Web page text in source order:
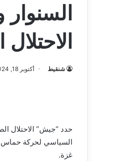
الاحتلال
شنقيط أكتوبر 18, 2024
حدد “جيش” الاحتلال
السياسي لحركة حماس
غزة.